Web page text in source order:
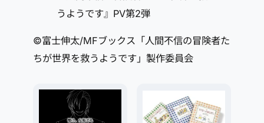
うようです』PV第2弾
©富士伸太/MFブックス「人間不信の冒険者た
ちが世界を救うようです」製作委員会